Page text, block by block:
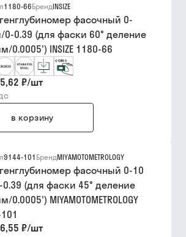
1180-66БрендINSIZE
фасочный 0-
0.39 (для фаски 60° деление
0.0005') INSIZE 1180-66
₽/шт
в корзину
9144-101 БрендMIYAMOTOMETROLOGY
фасочный 0-10
(для фаски 45° деление
0.0005') MIYAMOTOMETROLOGY
₽/шт